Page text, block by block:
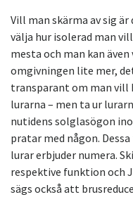
Vill man skärma av sig är
välja hur isolerad man
mesta och man kan
omgivningen lite mer,
transparant om man
lurarna – men ta ur
nutidens solglasögon
pratar med någon.
lurar erbjuder numera.
respektive funktion och
sägs också att